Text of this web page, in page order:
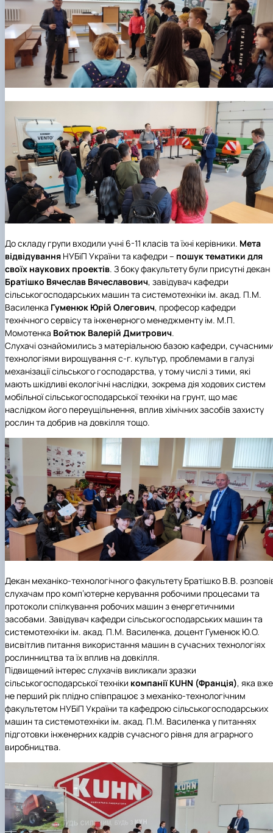
До складу групи входили учні 6-11 класів та їхні керівники. Мета
відвідування НУБіП України та кафедри – пошук тематики для
своїх наукових проектів. З боку факультету були присутні декан
Братішко Вячеслав Вячеславович, завідувач кафедри
сільськогосподарських машин та системотехніки ім. акад. П.М.
Василенка Гуменюк Юрій Олегович, професор кафедри
технічного сервісу та інженерного менеджменту ім. М.П.
Момотенка Войтюк Валерій Дмитрович.
Слухачі ознайомились з матеріальною базою кафедри,
технологіями вирощування с-г. культур, проблемами в галузі
механізації сільського господарства, у тому числі з тими, які
мають шкідливі екологічні наслідки, зокрема дія ходових систем
мобільної сільськогосподарської техніки на грунт, що має
наслідком його переущільнення, вплив хімічних засобів захисту
рослин та добрив на довкілля тощо.
Декан механіко-технологічного факультету Братішко В.В.
слухачам про комп’ютерне керування робочими процесами та
протоколи спілкування робочих машин з енергетичними
засобами. Завідувач кафедри сільськогосподарських машин та
системотехніки ім. акад. П.М. Василенка, доцент Гуменюк Ю.О.
висвітлив питання використання машин в сучасних технологіях
рослинництва та їх вплив на довкілля.
Підвищений інтерес слухачів викликали зразки
сільськогосподарської техніки компаніїKUHN (Франція), яка вже
не перший рік плідно співпрацює з механіко-технологічним
факультетом НУБіП України та кафедрою сільськогосподарських
машин та системотехніки ім. акад. П.М. Василенка у питаннях
підготовки інженерних кадрів сучасного рівня для аграрного
виробництва.